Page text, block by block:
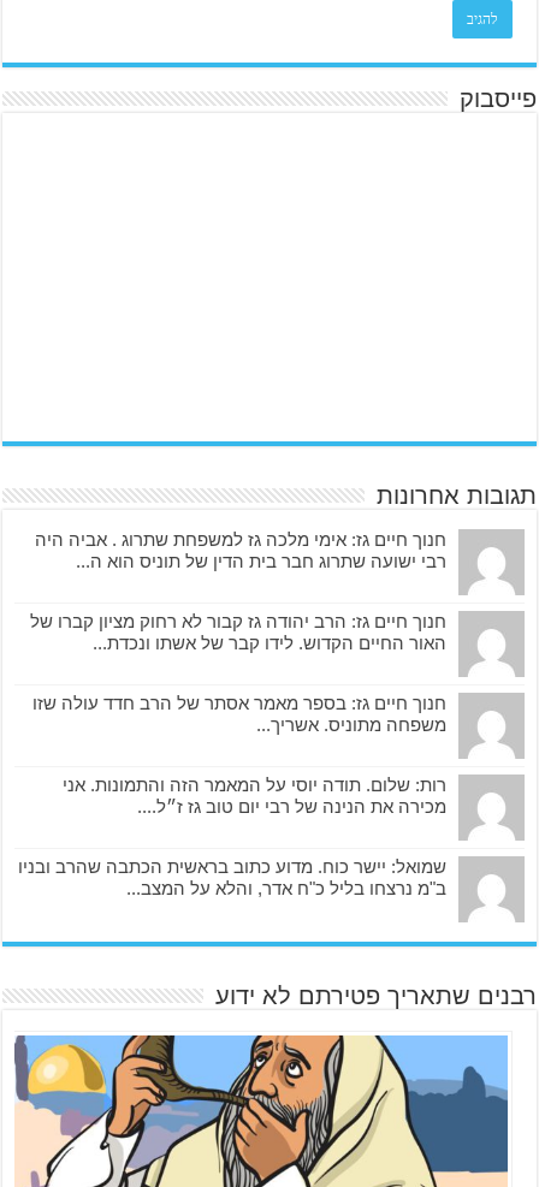
פייסבוק
תגובות אחרונות
חנוך חיים גז: אימי מלכה גז למשפחת שתרוג . אביה היה
רבי ישועה שתרוג חבר בית הדין של תוניס הוא ה...
חנוך חיים גז: הרב יהודה גז קבור לא רחוק מציון קברו של
האור החיים הקדוש. לידו קבר של אשתו ונכדת...
חנוך חיים גז: בספר מאמר אסתר של הרב חדד עולה שזו
משפחה מתוניס. אשריך...
רות: שלום. תודה יוסי על המאמר הזה והתמונות. אני
מכירה את הנינה של רבי יום טוב גז ז״ל....
שמואל: יישר כוח. מדוע כתוב בראשית הכתבה שהרב ובניו
ב"מ נרצחו בליל כ"ח אדר, והלא על המצב...
רבנים שתאריך פטירתם לא ידוע